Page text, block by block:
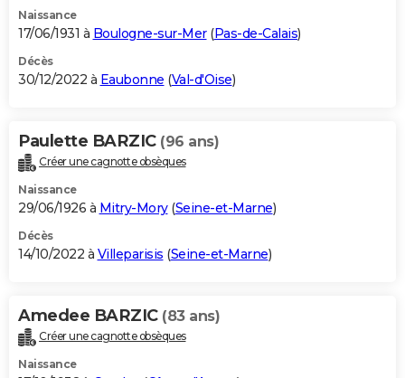
Naissance
17/06/1931 à Boulogne-sur-Mer(Pas-de-Calais)
Décès
30/12/2022 à Eaubonne (Val-d'Oise)
Paulette BARZIC (96 ans)
Créer une cagnotte obsèques
Naissance
29/06/1926 à Mitry-Mory(Seine-et-Marne)
Décès
14/10/2022 à Villeparisis (Seine-et-Marne)
Amedee BARZIC (83 ans)
Créer une cagnotte obsèques
Naissance